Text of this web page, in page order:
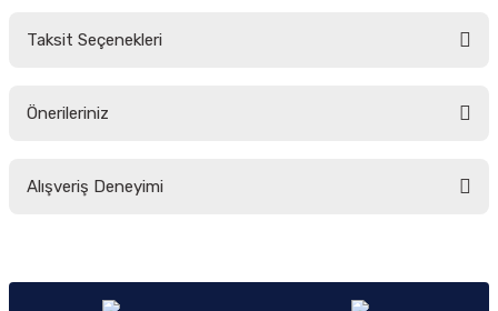
Taksit Seçenekleri
Önerileriniz
yetersiz gördüğünüz noktaları öneri formunu kullanarak tarafımıza
Alışveriş Deneyimi
Sitemize ilk yorumu siz yapın!